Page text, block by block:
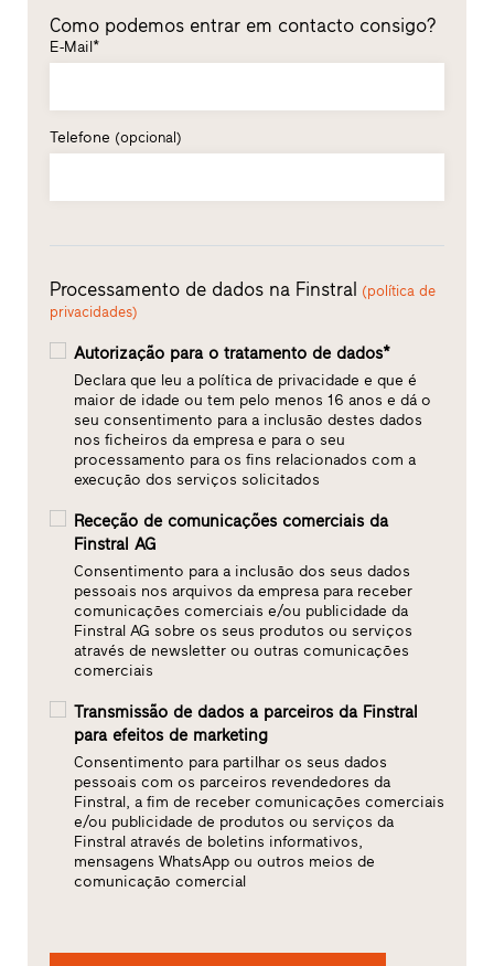
Como podemos entrar em contacto consigo?
E-Mail*
Telefone (opcional)
Processamento de dados na Finstral (política de
privacidades)
Autorização para o tratamento de dados*
Declara que leu a política de privacidade e que é
maior de idade ou tem pelo menos 16 anos e dá o
seu consentimento para a inclusão destes dados
nos ficheiros da empresa e para o seu
processamento para os fins relacionados com a
execução dos serviços solicitados
Receção de comunicações comerciais da
Finstral AG
Consentimento para a inclusão dos seus dados
pessoais nos arquivos da empresa para receber
comunicações comerciais e/ou publicidade da
Finstral AG sobre os seus produtos ou serviços
através de newsletter ou outras comunicações
comerciais
Transmissão de dados a parceiros da Finstral
para efeitos de marketing
Consentimento para partilhar os seus dados
pessoais com os parceiros revendedores da
Finstral, a fim de receber comunicações comerciais
e/ou publicidade de produtos ou serviços da
Finstral através de boletins informativos,
mensagens WhatsApp ou outros meios de
comunicação comercial